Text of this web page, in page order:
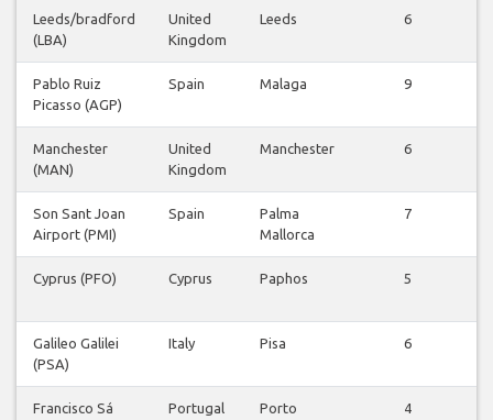
Leeds/bradford
(LBA)
United
Kingdom
Leeds
6
Pablo Ruiz
Picasso (AGP)
Spain Malaga
9
Manchester
(MAN)
United
Kingdom
Manchester
6
Son Sant Joan
Airport (PMI)
Spain
Palma
Mallorca
7
Cyprus (PFO) Cyprus Paphos
5
Galileo Galilei
(PSA)
Italy Pisa
6
Francisco Sá
Portugal Porto
4